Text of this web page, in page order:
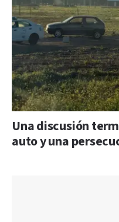
Una discusión
auto y una